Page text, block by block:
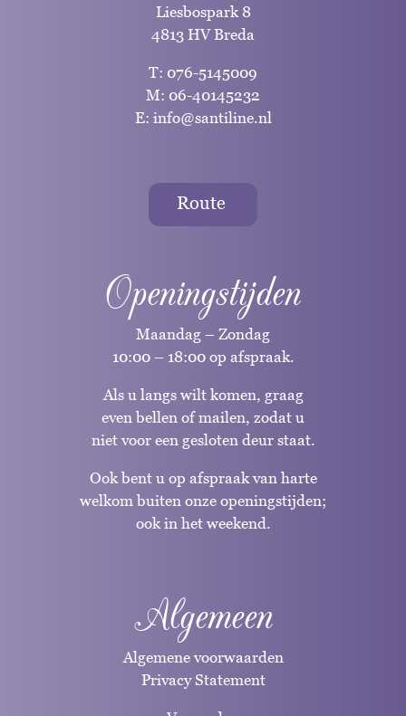
Liesbospark 8
4813 HV Breda
T: 076-5145009
M: 06-40145232
E: info@santiline.nl
Route
Openingstijden
Maandag – Zondag
10:00 – 18:00 op afspraak.
Als u langs wilt komen, graag
even bellen of mailen, zodat u
niet voor een gesloten deur staat.
Ook bent u op afspraak van harte
welkom buiten onze openingstijden;
ook in het weekend.
Algemeen
Algemene voorwaarden
Privacy Statement